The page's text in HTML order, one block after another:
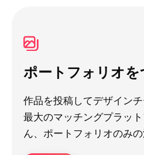
ポートフォリオを
作品を投稿してデザイン
最大のマッチングプラッ
ん、ポートフォリオのみの